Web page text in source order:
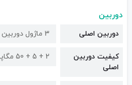
دوربین
دوربین اصلی 3 ماژول دوربین
کیفیت دوربین‌
اصلی
2 + 5 + 50 مگاپیکسل